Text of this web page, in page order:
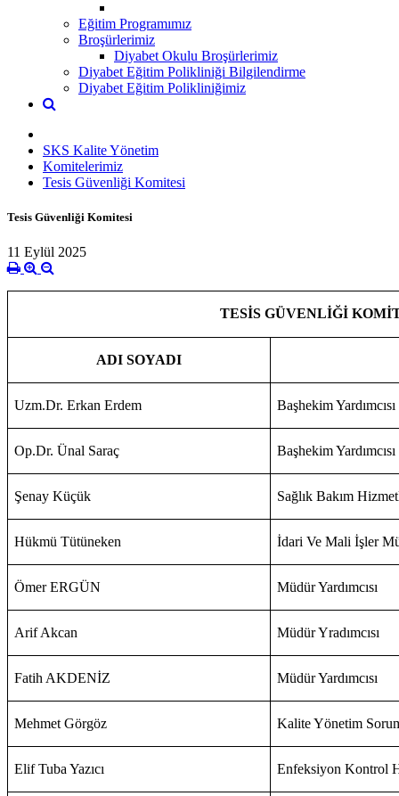
Eğitim Programımız
Broşürlerimiz
Diyabet Okulu Broşürlerimiz
Diyabet Eğitim Polikliniği Bilgilendirme
Diyabet Eğitim Polikliniğimiz
SKS Kalite Yönetim
Komitelerimiz
Tesis Güvenliği Komitesi
Tesis Güvenliği Komitesi
11 Eylül 2025
TESİS GÜVENLİĞİ
ADI SOYADI
Uzm.Dr. Erkan Erdem Başhekim Yardımcısı
Op.Dr. Ünal Saraç Başhekim Yardımcısı
Şenay Küçük Sağlık Bakım
Hükmü Tütüneken İdari Ve Mali İşler
Ömer ERGÜN Müdür Yardımcısı
Arif Akcan Müdür Yradımcısı
Fatih AKDENİZ Müdür Yardımcısı
Mehmet Görgöz Kalite Yönetim
Elif Tuba Yazıcı Enfeksiyon Kontrol